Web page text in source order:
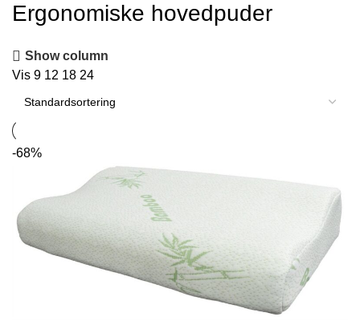
Ergonomiske hovedpuder
Show column
Vis 9 12 18 24
-68%